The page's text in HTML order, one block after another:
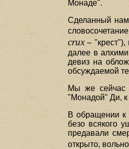
Монаде".
Сделанный
crux– "крест"),
далее в
девиз на
обсуждаемой
Мы же сейчас
"Монадой" Ди, к
В обращении к
безо всякого
предавали
открыто,